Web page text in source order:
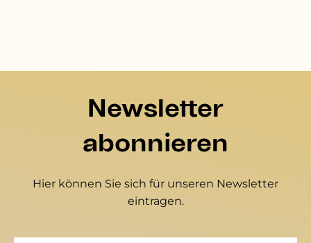
Newsletter
abonnieren
Hier können Sie sich für unseren Newsletter
eintragen.